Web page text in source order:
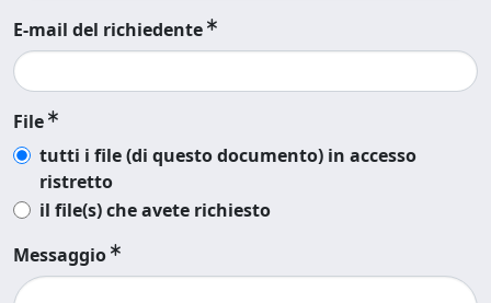
E-mail del richiedente
File
tutti i file (di questo documento) in accesso
ristretto
il file(s) che avete richiesto
Messaggio